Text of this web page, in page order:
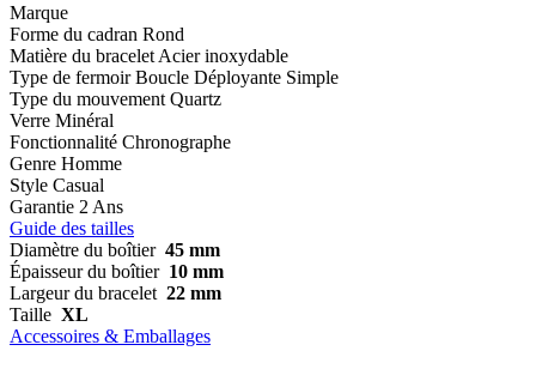
Marque
Forme du cadran Rond
Matière du bracelet Acier inoxydable
Type de fermoir Boucle Déployante Simple
Type du mouvement Quartz
Verre Minéral
Fonctionnalité Chronographe
Genre Homme
Style Casual
Garantie 2 Ans
Guide des tailles
Diamètre du boîtier 45 mm
Épaisseur du boîtier 10 mm
Largeur du bracelet 22 mm
Taille XL
Accessoires & Emballages